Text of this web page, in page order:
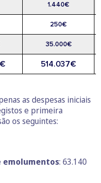
1.440€
250€
35.000€
514.037€
as despesas iniciais
e primeira
os seguintes:
emolumentos: 63.140